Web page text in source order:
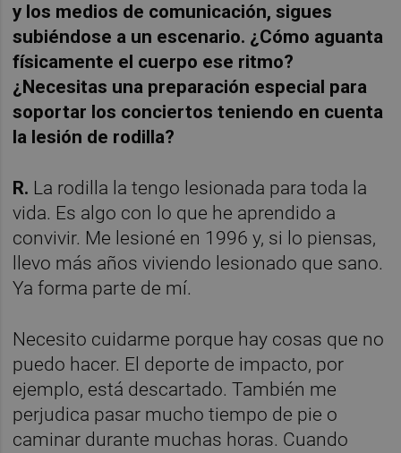
y los medios de comunicación, sigues
subiéndose a un escenario. ¿Cómo aguanta
físicamente el cuerpo ese ritmo?
¿Necesitas una preparación especial para
soportar los conciertos teniendo en cuenta
la lesión de rodilla?
R. La rodilla la tengo lesionada para toda la
vida. Es algo con lo que he aprendido a
convivir. Me lesioné en 1996 y, si lo piensas,
llevo más años viviendo lesionado que sano.
Ya forma parte de mí.
Necesito cuidarme porque hay cosas que no
puedo hacer. El deporte de impacto, por
ejemplo, está descartado. También me
perjudica pasar mucho tiempo de pie o
caminar durante muchas horas. Cuando